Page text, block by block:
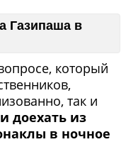
Газипаша в
который
так и
доехать из
в ночное